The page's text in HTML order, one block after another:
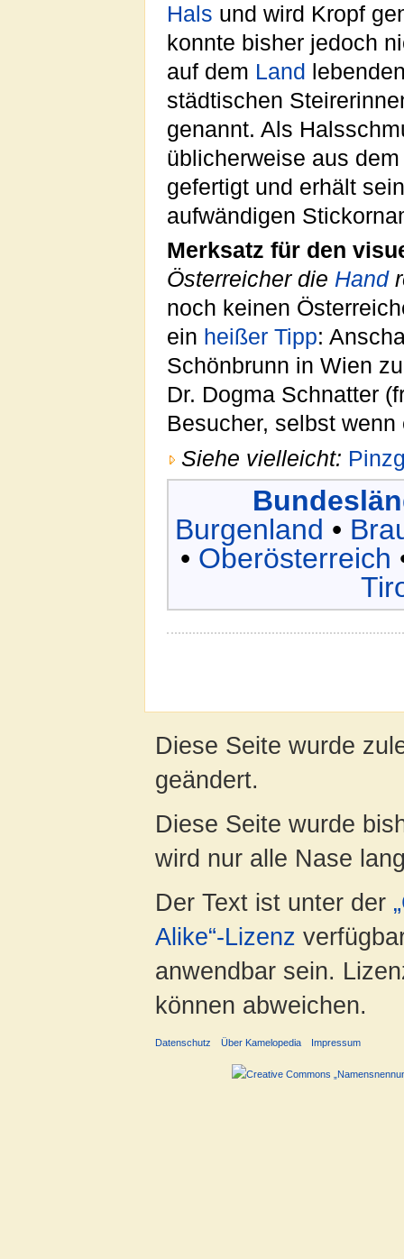
Hals und wird Kropf
konnte bisher jedoch
auf dem Land
städtischen
genannt. Als
üblicherweise aus
gefertigt und erhält
aufwändigen
Merksatz für den
Österreicher die Hand
noch keinen
ein heißer Tipp:
Schönbrunn in Wien
Dr. Dogma Schnatter
Besucher, selbst
Siehe vielleicht:
Burgenland •
• Oberösterreich
Diese Seite wurde
geändert.
Diese Seite wurde
wird nur alle Nase
Der Text ist unter der
Alike“-Lizenz
anwendbar sein.
können abweichen.
Datenschutz Über Kamelopedia Impressum